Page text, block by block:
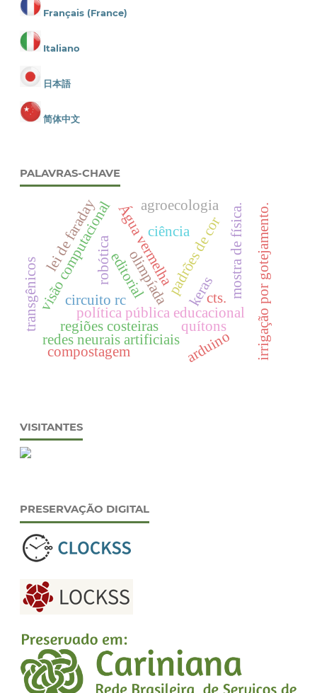
Français (France)
Italiano
日本語
简体中文
PALAVRAS-CHAVE
editorial
olimpíada
política pública educacional
padrões de cor
quítons
regiões costeiras
robótica
redes neurais artificiais
visão computacional keras mostra de física.irrigação por gotejamento.
transgênicos cts.
Água vermelha
agroecologia
compostagem
lei de faraday ciência
arduino
circuito rc
VISITANTES
PRESERVAÇÃO DIGITAL